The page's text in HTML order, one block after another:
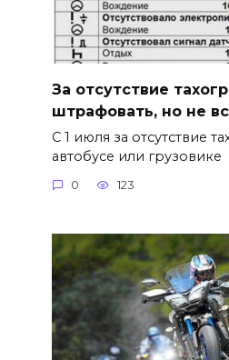
За отсутствие
штрафовать, но не
С 1 июля за отсутствие
автобусе или грузовике
0 123